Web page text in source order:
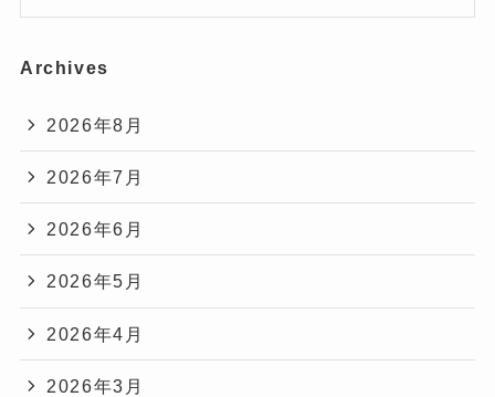
Archives
2026年8月
2026年7月
2026年6月
2026年5月
2026年4月
2026年3月